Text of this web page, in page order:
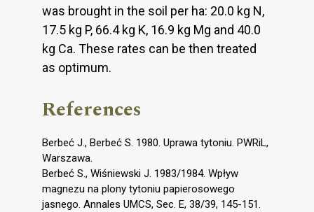
was brought in the soil per ha: 20.0 kg N,
17.5 kg P, 66.4 kg K, 16.9 kg Mg and 40.0
kg Ca. These rates can be then treated
as optimum.
References
Berbeć J., Berbeć S. 1980. Uprawa tytoniu. PWRiL,
Warszawa.
Berbeć S., Wiśniewski J. 1983/1984. Wpływ
magnezu na plony tytoniu papierosowego
jasnego. Annales UMCS, Sec. E, 38/39, 145-151.